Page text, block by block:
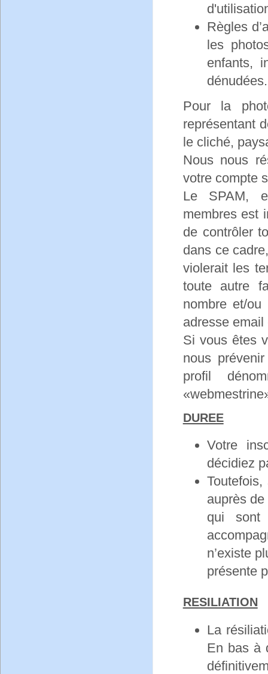
Règles
les
enfants,
dénudées.
Pour la
représentant
le cliché,
Nous nous
votre compte
Le SPAM,
membres est
de contrôler
dans ce
violerait les
toute autre
nombre et/
adresse
Si vous êtes
nous
profil
DUREE
Votre
décidiez
Toutefois,
auprès
qui sont
n’existe
présente
RESILIATION
La
En bas à